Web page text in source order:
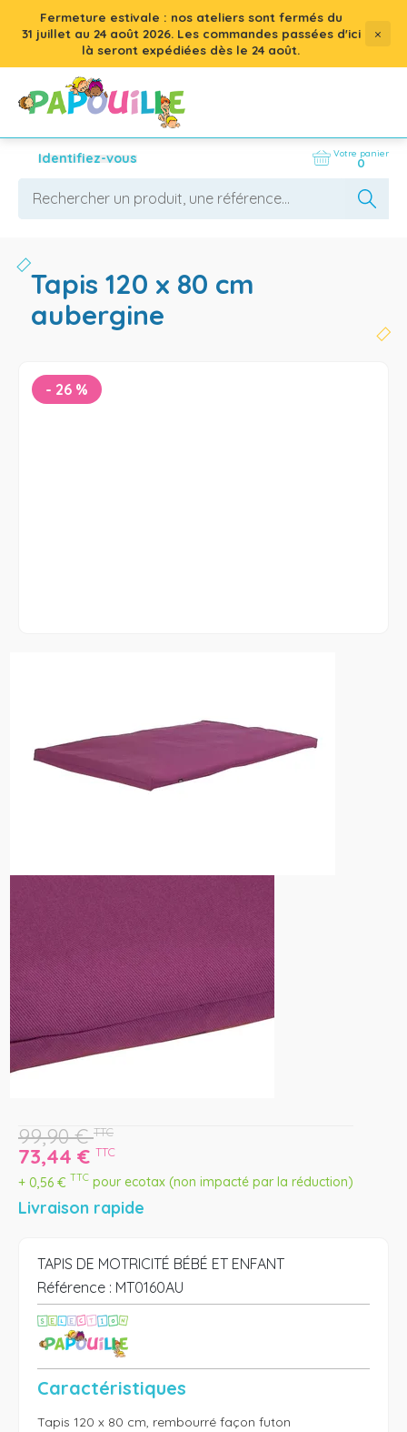
Fermeture estivale : nos ateliers sont fermés du
31 juillet au 24 août 2026. Les commandes passées d'ici
là seront expédiées dès le 24 août.
×
Identifiez-vous Votre panier
0
- 26 %
tapis 120 x 80 cm
aubergine
99,90€ TTC
73,44 € TTC
+ 0,56 € TTC pour ecotax (non impacté par la réduction)
Livraison rapide
TAPIS DE MOTRICITÉ BÉBÉ ET ENFANT
Référence : MT0160AU
Caractéristiques
Tapis 120 x 80 cm, rembourré façon futon